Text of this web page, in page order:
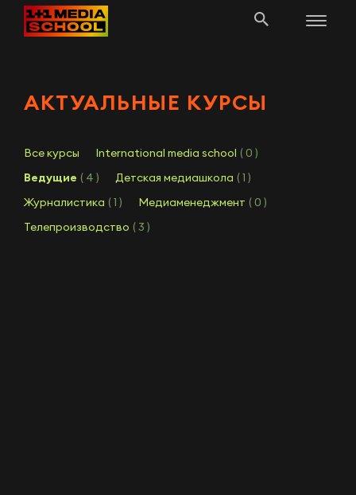
АКТУАЛЬНЫЕ КУРСЫ
Все курсы International media school ( 0 )
Ведущие ( 4 ) Детская медиашкола ( 1 )
Журналистика ( 1 ) Медиаменеджмент ( 0 )
Телепроизводство ( 3 )